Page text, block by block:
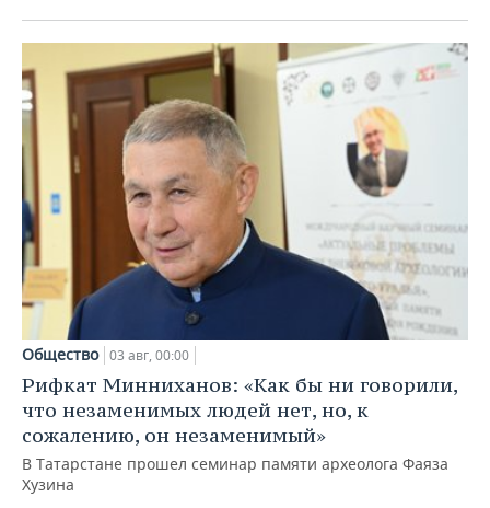
Общество 03 авг, 00:00
Рифкат Минниханов: «Как бы ни говорили,
что незаменимых людей нет, но, к
сожалению, он незаменимый»
В Татарстане прошел семинар памяти археолога Фаяза
Хузина